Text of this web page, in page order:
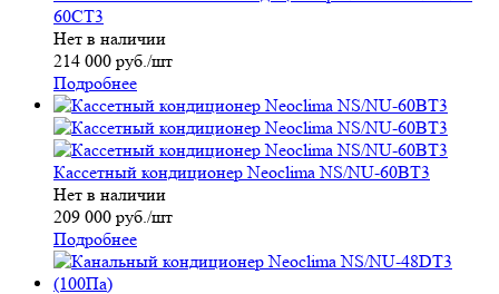
60CT3
Нет в наличии
214 000 руб./шт
Подробнее
Кассетный кондиционер Neoclima NS/NU-60BT3
Нет в наличии
209 000 руб./шт
Подробнее